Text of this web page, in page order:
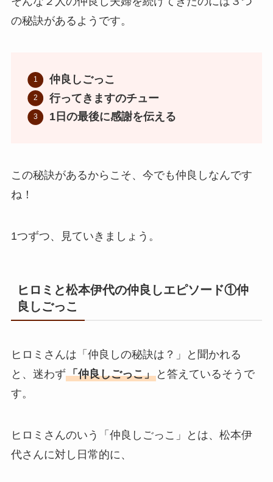
の秘訣があるようです。
仲良しごっこ
行ってきますのチュー
1日の最後に感謝を伝える
この秘訣があるからこそ、今でも仲良しなんです
ね！
1つずつ、見ていきましょう。
ヒロミと松本伊代の仲良しエピソード①仲
良しごっこ
ヒロミさんは「仲良しの秘訣は？」と聞かれる
と、迷わず「仲良しごっこ」と答えているそうで
す。
ヒロミさんのいう「仲良しごっこ」とは、松本伊
代さんに対し日常的に、